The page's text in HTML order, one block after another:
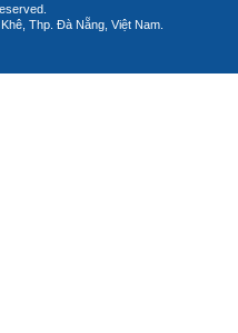
Thp. Đà Nẵng, Việt Nam.